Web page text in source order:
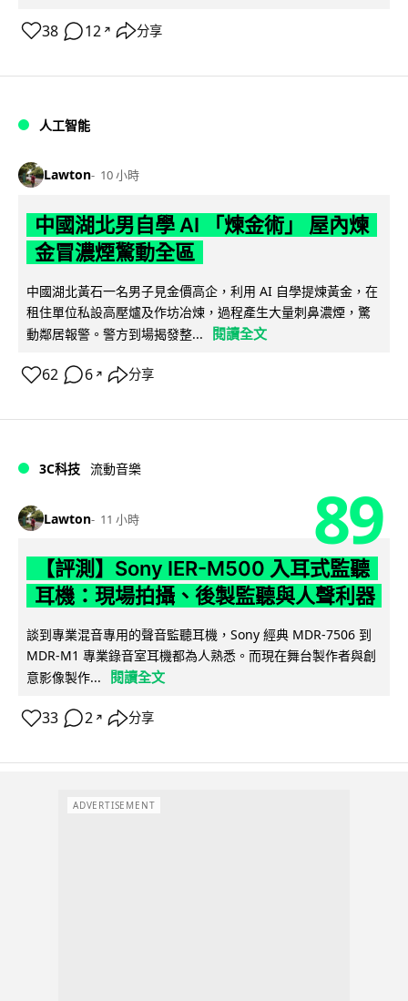
38 12 ↗ 分享
人工智能
Lawton 10 小時
中國湖北男自學 AI 「煉金術」 屋內煉
金冒濃煙驚動全區
中國湖北黃石一名男子見金價高企，利用 AI 自學提煉黃金，在
租住單位私設高壓爐及作坊冶煉，過程產生大量刺鼻濃煙，驚
動鄰居報警。警方到場揭發整...
閱讀全文
62 6 ↗ 分享
3C科技 流動音樂
Lawton 11 小時 89
【評測】Sony IER-M500 入耳式監聽
耳機：現場拍攝、後製監聽與人聲利器
談到專業混音專用的聲音監聽耳機，Sony 經典 MDR-7506 到
MDR-M1 專業錄音室耳機都為人熟悉。而現在舞台製作者與創
意影像製作...
閱讀全文
33 2 ↗ 分享
ADVERTISEMENT